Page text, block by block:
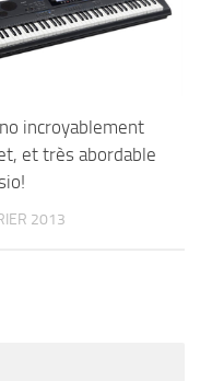
incroyablement
et très abordable
2013